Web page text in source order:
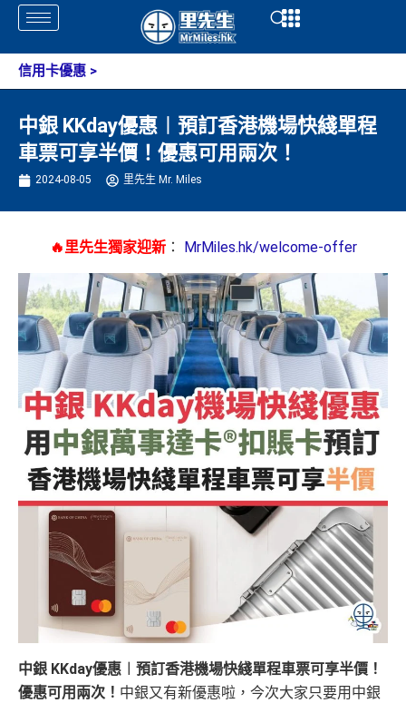
Skip
content
Open
信用卡優惠 >
中銀 KKday優惠︱預訂香港機場快綫單程
車票可享半價！優惠可用兩次！
2024-08-05 里先生 Mr. Miles
🔥里先生獨家迎新： MrMiles.hk/welcome-offer
中銀 KKday優惠︱預訂香港機場快綫單程車票可享半價！
優惠可用兩次！ 中銀又有新優惠啦，今次大家只要用中銀